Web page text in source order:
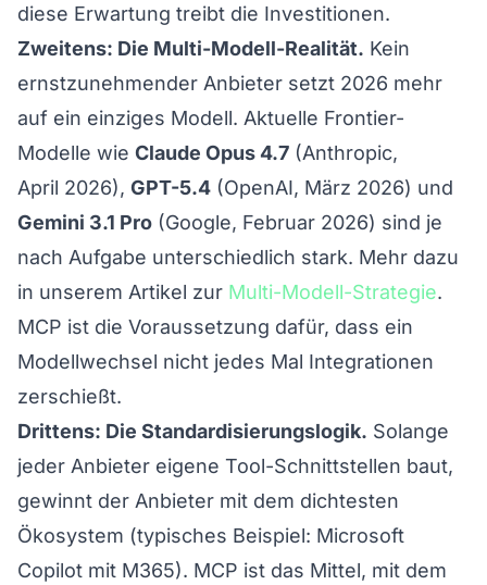
diese Erwartung treibt die Investitionen.
Zweitens: Die Multi-Modell-Realität. Kein
ernstzunehmender Anbieter setzt 2026 mehr
auf ein einziges Modell. Aktuelle Frontier-
Modelle wie Claude Opus 4.7 (Anthropic,
April 2026), GPT-5.4 (OpenAI, März 2026) und
Gemini 3.1 Pro (Google, Februar 2026) sind je
nach Aufgabe unterschiedlich stark. Mehr dazu
in unserem Artikel zur Multi-Modell-Strategie.
MCP ist die Voraussetzung dafür, dass ein
Modellwechsel nicht jedes Mal Integrationen
zerschießt.
Drittens: Die Standardisierungslogik. Solange
jeder Anbieter eigene Tool-Schnittstellen baut,
gewinnt der Anbieter mit dem dichtesten
Ökosystem (typisches Beispiel: Microsoft
Copilot mit M365). MCP ist das Mittel, mit dem